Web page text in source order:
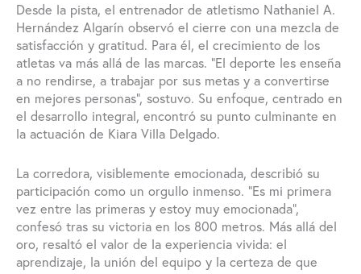
Desde la pista, el entrenador de atletismo Nathaniel A.
Hernández Algarín observó el cierre con una mezcla de
satisfacción y gratitud. Para él, el crecimiento de los
atletas va más allá de las marcas. “El deporte les enseña
a no rendirse, a trabajar por sus metas y a convertirse
en mejores personas”, sostuvo. Su enfoque, centrado en
el desarrollo integral, encontró su punto culminante en
la actuación de Kiara Villa Delgado.
La corredora, visiblemente emocionada, describió su
participación como un orgullo inmenso. “Es mi primera
vez entre las primeras y estoy muy emocionada”,
confesó tras su victoria en los 800 metros. Más allá del
oro, resaltó el valor de la experiencia vivida: el
aprendizaje, la unión del equipo y la certeza de que